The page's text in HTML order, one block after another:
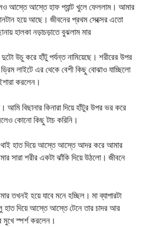
আস্তে আস্তে হাফ প্যান্ট খুলে ফেললাম। আমার
হয়ে আছে। জীবনের প্রথম সেক্সের এতো
হালকা নড়াচড়াতে বুঝলাম মার
দুটো উচু করে হাঁটু পর্যন্ত নামিয়েছে। শরীরের উপর
লাইটে এর থেকে বেশী কিছু বোঝাও যাচ্ছিলো
করলেন।
বিছানার কিনারা দিয়ে হাঁটুর উপর ভর করে
কোনো কিছু টাচ করিনি।
হাত দিয়ে আস্তে আস্তে আদর করে আমার
সারা শরীর একটা ঝাঁকি দিয়ে উঠলো। জীবনে
তখনই হয়ে যাবে মনে হচ্ছিল। মা ব্যাপারটা
দিয়ে আস্তে আস্তে টেনে তার চাদর আর
মুখে স্পর্শ করলেন।